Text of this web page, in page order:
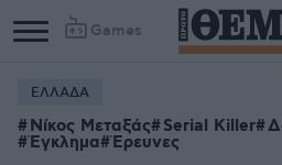
Games
Column
1
Column
2
ΕΛΛΑΔΑ
Νίκος Μεταξάς Serial Killer
Έγκλημα Έρευνες